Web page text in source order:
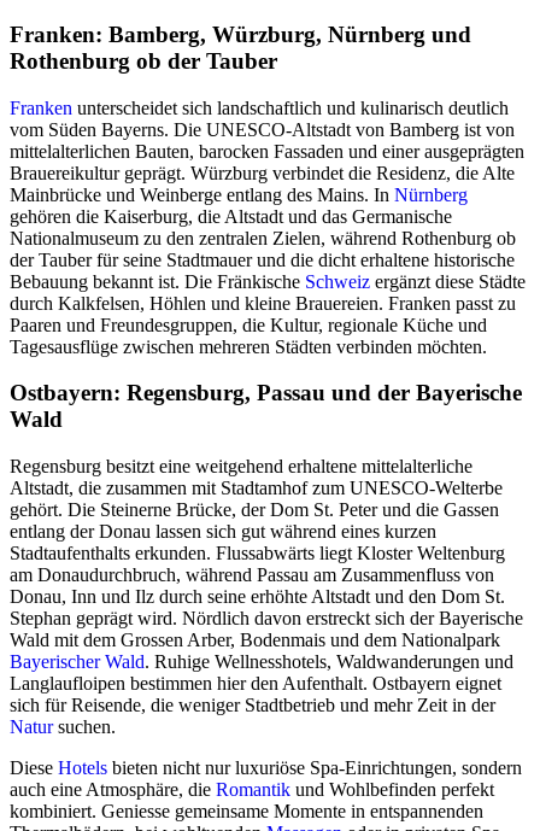
Franken: Bamberg, Würzburg, Nürnberg und
Rothenburg ob der Tauber
Franken unterscheidet sich landschaftlich und kulinarisch deutlich
vom Süden Bayerns. Die UNESCO-Altstadt von Bamberg ist von
mittelalterlichen Bauten, barocken Fassaden und einer ausgeprägten
Brauereikultur geprägt. Würzburg verbindet die Residenz, die Alte
Mainbrücke und Weinberge entlang des Mains. In Nürnberg
gehören die Kaiserburg, die Altstadt und das Germanische
Nationalmuseum zu den zentralen Zielen, während Rothenburg ob
der Tauber für seine Stadtmauer und die dicht erhaltene historische
Bebauung bekannt ist. Die Fränkische Schweiz ergänzt diese Städte
durch Kalkfelsen, Höhlen und kleine Brauereien. Franken passt zu
Paaren und Freundesgruppen, die Kultur, regionale Küche und
Tagesausflüge zwischen mehreren Städten verbinden möchten.
Ostbayern: Regensburg, Passau und der Bayerische
Wald
Regensburg besitzt eine weitgehend erhaltene mittelalterliche
Altstadt, die zusammen mit Stadtamhof zum UNESCO-Welterbe
gehört. Die Steinerne Brücke, der Dom St. Peter und die Gassen
entlang der Donau lassen sich gut während eines kurzen
Stadtaufenthalts erkunden. Flussabwärts liegt Kloster Weltenburg
am Donaudurchbruch, während Passau am Zusammenfluss von
Donau, Inn und Ilz durch seine erhöhte Altstadt und den Dom St.
Stephan geprägt wird. Nördlich davon erstreckt sich der Bayerische
Wald mit dem Grossen Arber, Bodenmais und dem Nationalpark
Bayerischer Wald. Ruhige Wellnesshotels, Waldwanderungen und
Langlaufloipen bestimmen hier den Aufenthalt. Ostbayern eignet
sich für Reisende, die weniger Stadtbetrieb und mehr Zeit in der
Natursuchen.
Diese Hotels bieten nicht nur luxuriöse Spa-Einrichtungen, sondern
auch eine Atmosphäre, die Romantik und Wohlbefinden perfekt
kombiniert. Geniesse gemeinsame Momente in entspannenden